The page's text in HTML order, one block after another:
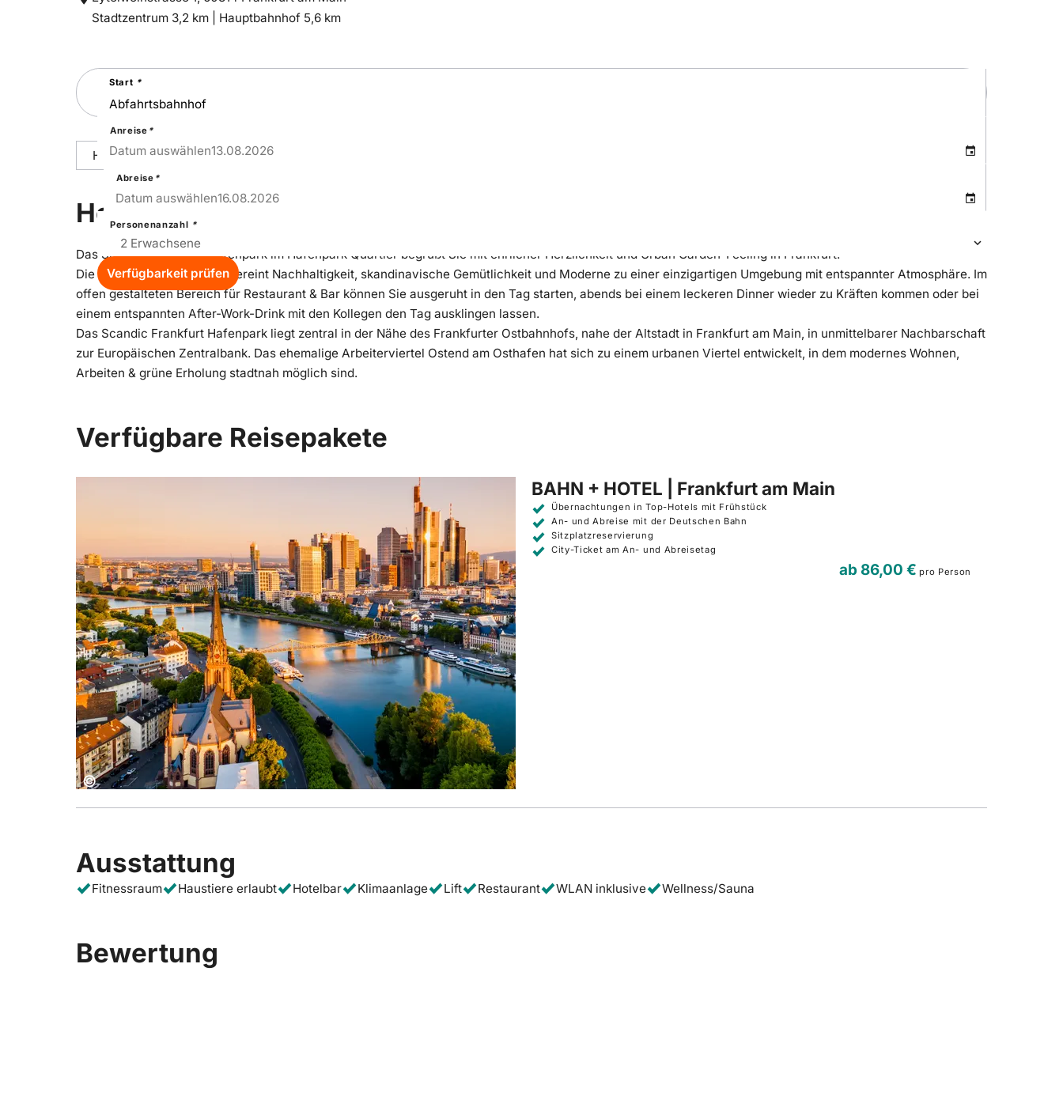
Entfernung
Stadtzentrum 3,2 km | Entfernung
Hauptbahnhof 5,6 km
Sie
nach
einer
Städtereise
Start *
Anreise *
13
Thu
Datum auswählen13.08.2026
Abreise *
16
Sun
Datum auswählen16.08.2026
Personenanzahl *
Verfügbarkeit prüfen
Hoteldetails Reisepakete
Hoteldetails
Das Scandic Frankfurt Hafenpark im Hafenpark Quartier begrüßt Sie mit ehrlicher Herzlichkeit und Urban Garden-Feeling in Frankfurt!
Die innovative Architektur vereint Nachhaltigkeit, skandinavische Gemütlichkeit und Moderne zu einer einzigartigen Umgebung mit entspannter Atmosphäre. Im
offen gestalteten Bereich für Restaurant & Bar können Sie ausgeruht in den Tag starten, abends bei einem leckeren Dinner wieder zu Kräften kommen oder bei
einem entspannten After-Work-Drink mit den Kollegen den Tag ausklingen lassen.
Das Scandic Frankfurt Hafenpark liegt zentral in der Nähe des Frankfurter Ostbahnhofs, nahe der Altstadt in Frankfurt am Main, in unmittelbarer Nachbarschaft
zur Europäischen Zentralbank. Das ehemalige Arbeiterviertel Ostend am Osthafen hat sich zu einem urbanen Viertel entwickelt, in dem modernes Wohnen,
Arbeiten & grüne Erholung stadtnah möglich sind.
Verfügbare Reisepakete
Copyright:
©
BAHN + HOTEL | Frankfurt am Main
Übernachtungen in Top-Hotels mit Frühstück
An- und Abreise mit der Deutschen Bahn
Sitzplatzreservierung
City-Ticket am An- und Abreisetag
ab86,00 € pro Person
Ausstattung
Fitnessraum Haustiere erlaubt Hotelbar Klimaanlage Lift Restaurant WLAN inklusive Wellness/Sauna
Bewertung